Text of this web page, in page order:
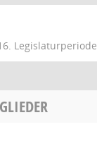
Legislaturperiode